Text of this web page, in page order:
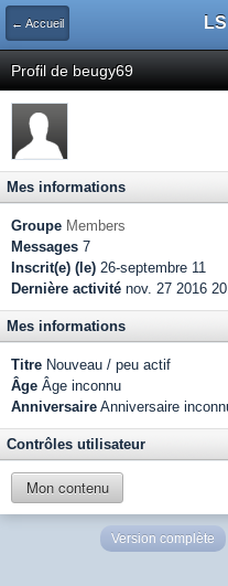
← Accueil
Profil de beugy69
Mes informations
Groupe Members
Messages 7
Inscrit(e) (le) 26-septembre 11
Dernière activité nov. 27 2016
Mes informations
Titre Nouveau / peu actif
Âge Âge inconnu
Anniversaire Anniversaire
Contrôles utilisateur
Mon contenu
Version complète